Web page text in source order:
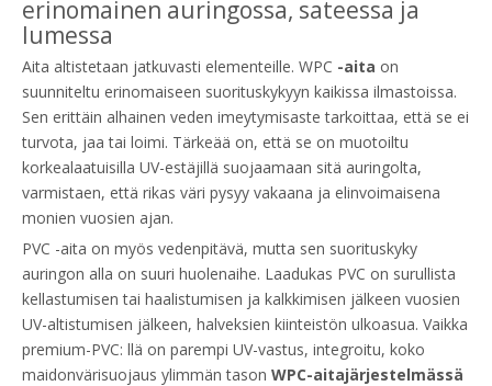
erinomainen auringossa, sateessa ja
lumessa
Aita altistetaan jatkuvasti elementeille. WPC -aita on
suunniteltu erinomaiseen suorituskykyyn kaikissa ilmastoissa.
Sen erittäin alhainen veden imeytymisaste tarkoittaa, että se ei
turvota, jaa tai loimi. Tärkeää on, että se on muotoiltu
korkealaatuisilla UV-estäjillä suojaamaan sitä auringolta,
varmistaen, että rikas väri pysyy vakaana ja elinvoimaisena
monien vuosien ajan.
PVC -aita on myös vedenpitävä, mutta sen suorituskyky
auringon alla on suuri huolenaihe. Laadukas PVC on surullista
kellastumisen tai haalistumisen ja kalkkimisen jälkeen vuosien
UV-altistumisen jälkeen, halveksien kiinteistön ulkoasua. Vaikka
premium-PVC: llä on parempi UV-vastus, integroitu, koko
maidonvärisuojaus ylimmän tason WPC-aitajärjestelmässä